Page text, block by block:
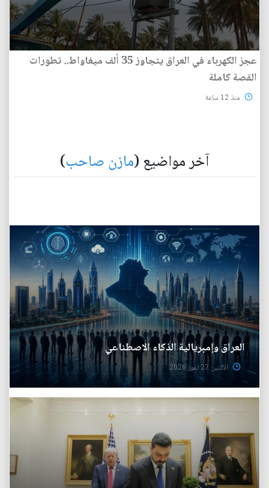
عجز الكهرباء في العراق يتجاوز 35 ألف ميغاواط.. تطورات
القصة كاملة
منذ 12 ساعة
آخر مواضيع (مازن صاحب)
العراق وإمبريالية الذكاء الاصطناعي
الأثنين 27 تموز 2026